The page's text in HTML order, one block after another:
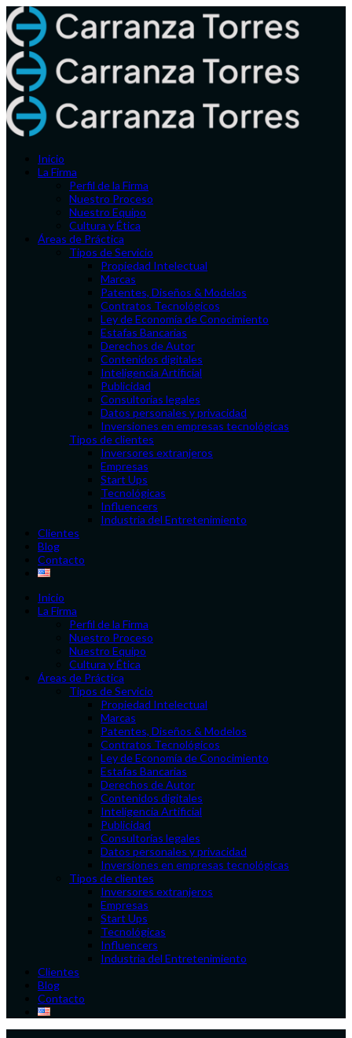
Inicio
La Firma
Perfil de la Firma
Nuestro Proceso
Nuestro Equipo
Cultura y Ética
Áreas de Práctica
Tipos de Servicio
Propiedad Intelectual
Marcas
Patentes, Diseños & Modelos
Contratos Tecnológicos
Ley de Economía de Conocimiento
Estafas Bancarias
Derechos de Autor
Contenidos digitales
Inteligencia Artificial
Publicidad
Consultorías legales
Datos personales y privacidad
Inversiones en empresas tecnológicas
Tipos de clientes
Inversores extranjeros
Empresas
Start Ups
Tecnológicas
Influencers
Industria del Entretenimiento
Clientes
Blog
Contacto
Inicio
La Firma
Perfil de la Firma
Nuestro Proceso
Nuestro Equipo
Cultura y Ética
Áreas de Práctica
Tipos de Servicio
Propiedad Intelectual
Marcas
Patentes, Diseños & Modelos
Contratos Tecnológicos
Ley de Economía de Conocimiento
Estafas Bancarias
Derechos de Autor
Contenidos digitales
Inteligencia Artificial
Publicidad
Consultorías legales
Datos personales y privacidad
Inversiones en empresas tecnológicas
Tipos de clientes
Inversores extranjeros
Empresas
Start Ups
Tecnológicas
Influencers
Industria del Entretenimiento
Clientes
Blog
Contacto